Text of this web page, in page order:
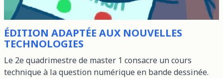
ÉDITION ADAPTÉE AUX NOUVELLES
TECHNOLOGIES
Le 2e quadrimestre de master 1 consacre un cours
technique à la question numérique en bande dessinée.